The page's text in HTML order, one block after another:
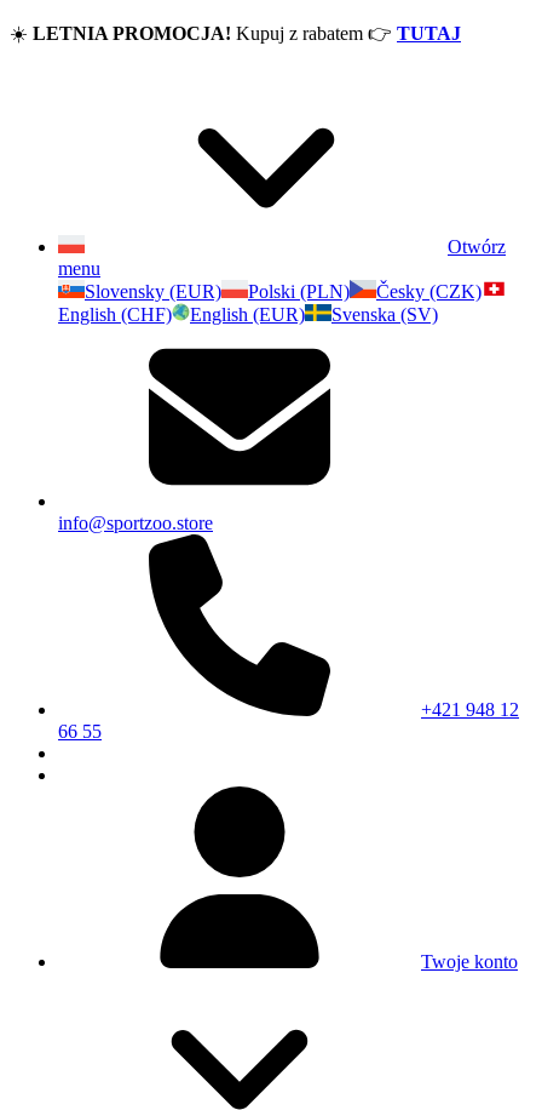
☀️ LETNIA PROMOCJA! Kupuj z rabatem 👉 TUTAJ
Otwórz
menu
Slovensky (EUR)
Polski (PLN)
Česky (CZK)
English (CHF)
English (EUR) Svenska (SV)
info@sportzoo.store
+421 948 12
66 55
Twoje konto